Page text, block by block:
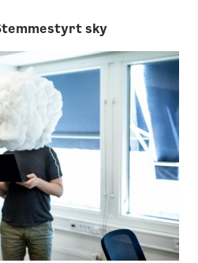
sky